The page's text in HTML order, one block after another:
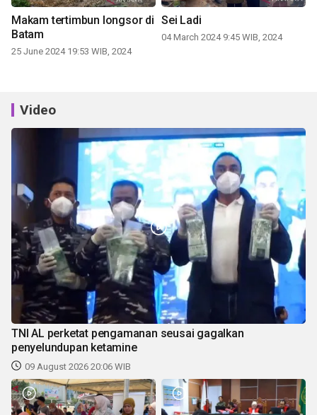
Makam tertimbun longsor di
Batam
25 June 2024 19:53 WIB, 2024
Sei Ladi
04 March 2024 9:45 WIB, 2024
Video
TNI AL perketat pengamanan seusai gagalkan
penyelundupan ketamine
09 August 2026 20:06 WIB